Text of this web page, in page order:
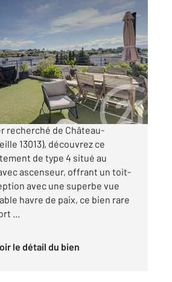
T4 à vendre
€
recherché de Château-
13013), découvrez ce
de type 4 situé au
ascenseur, offrant un toit-
avec une superbe vue
havre de paix, ce bien rare
...
Voir le détail du bien